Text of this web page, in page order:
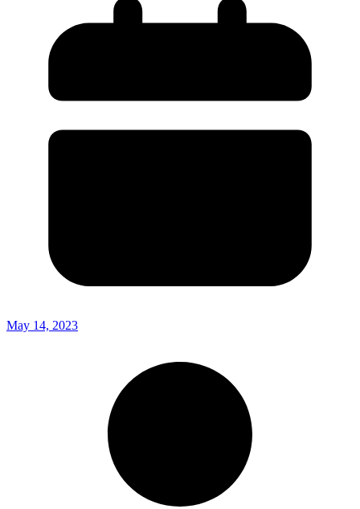
May 14, 2023